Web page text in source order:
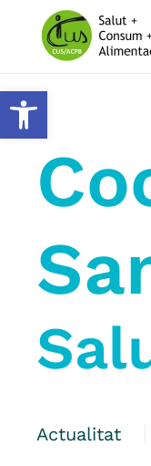
Obre la barra d'eines
Skip to
Actualitat